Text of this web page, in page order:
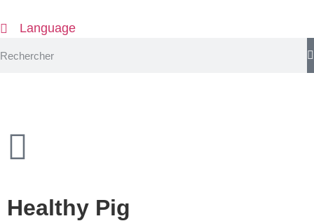
Language
Healthy Pig